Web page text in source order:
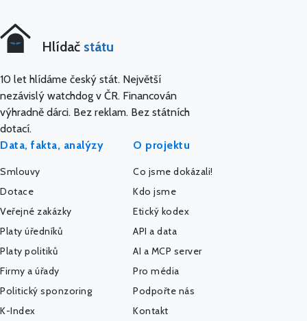
Hlídač státu
10 let hlídáme český stát. Největší
nezávislý watchdog v ČR. Financován
výhradně dárci. Bez reklam. Bez státních
dotací.
Data, fakta, analýzy
Smlouvy
Dotace
Veřejné zakázky
Platy úředníků
Platy politiků
Firmy a úřady
Politický sponzoring
K-Index
O projektu
Co jsme dokázali!
Kdo jsme
Etický kodex
API a data
AI a MCP server
Pro média
Podpořte nás
Kontakt